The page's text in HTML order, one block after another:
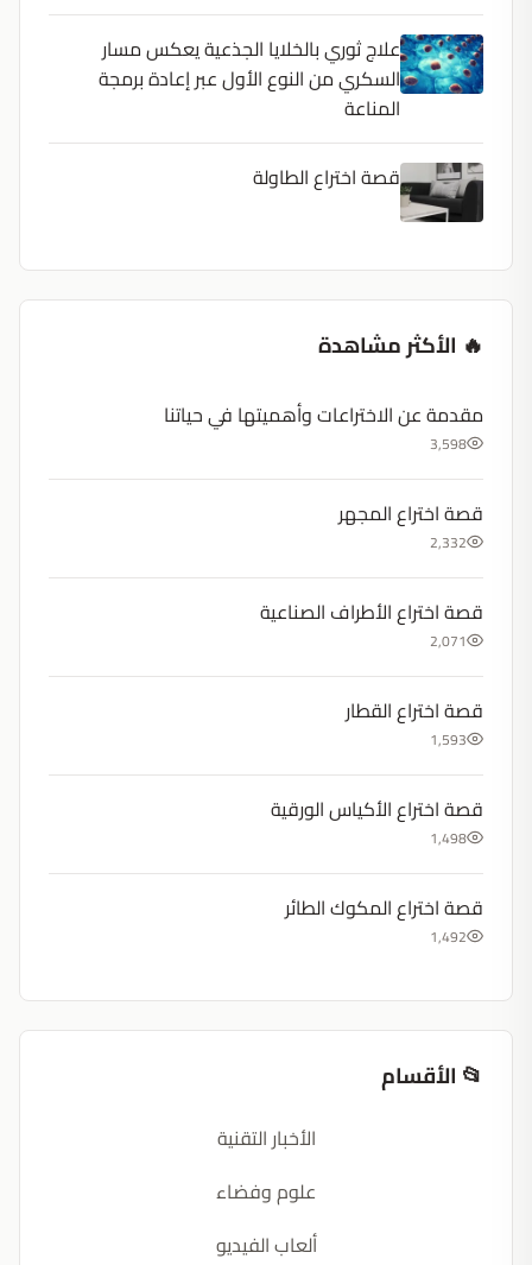
علاج ثوري بالخلايا الجذعية يعكس مسار
السكري من النوع الأول عبر إعادة برمجة
المناعة
قصة اختراع الطاولة
🔥 الأكثر مشاهدة
مقدمة عن الاختراعات وأهميتها في حياتنا
3,598
قصة اختراع المجهر
2,332
قصة اختراع الأطراف الصناعية
2,071
قصة اختراع القطار
1,593
قصة اختراع الأكياس الورقية
1,498
قصة اختراع المكوك الطائر
1,492
📂 الأقسام
الأخبار التقنية
علوم وفضاء
ألعاب الفيديو